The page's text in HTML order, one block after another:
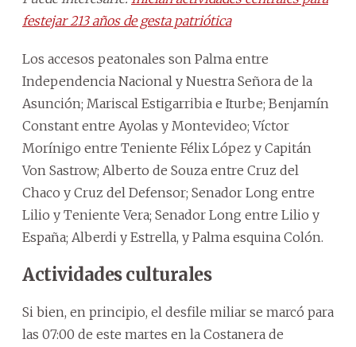
festejar 213 años de gesta patriótica
Los accesos peatonales son Palma entre
Independencia Nacional y Nuestra Señora de la
Asunción; Mariscal Estigarribia e Iturbe; Benjamín
Constant entre Ayolas y Montevideo; Víctor
Morínigo entre Teniente Félix López y Capitán
Von Sastrow; Alberto de Souza entre Cruz del
Chaco y Cruz del Defensor; Senador Long entre
Lilio y Teniente Vera; Senador Long entre Lilio y
España; Alberdi y Estrella, y Palma esquina Colón.
Actividades culturales
Si bien, en principio, el desfile miliar se marcó para
las 07:00 de este martes en la Costanera de